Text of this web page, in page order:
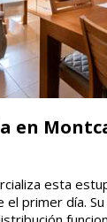
en
esta
el primer día.